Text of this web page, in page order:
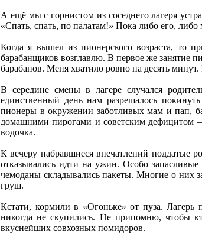
А ещё мы с горнистом из соседнего лагеря
«Спать, спать, по палатам!» Пока либо его,
Когда я вышел из пионерского возраста, то
барабанщиков возглавлю. В первое же занятие
барабанов. Меня хватило ровно на десять
В середине смены в лагере случался
единственный день нам разрешалось
пионеры в окружении заботливых мам и пап,
домашними пирогами и советским дефицитом –
водочка.
К вечеру набравшиеся впечатлений поддатые
отказывались идти на ужин. Особо
чемоданы складывались пакеты. Многие о них
груш.
Кстати, кормили в «Огоньке» от пуза. Лагерь
никогда не скупились. Не припомню, чтобы
вкуснейших совхозных помидоров.